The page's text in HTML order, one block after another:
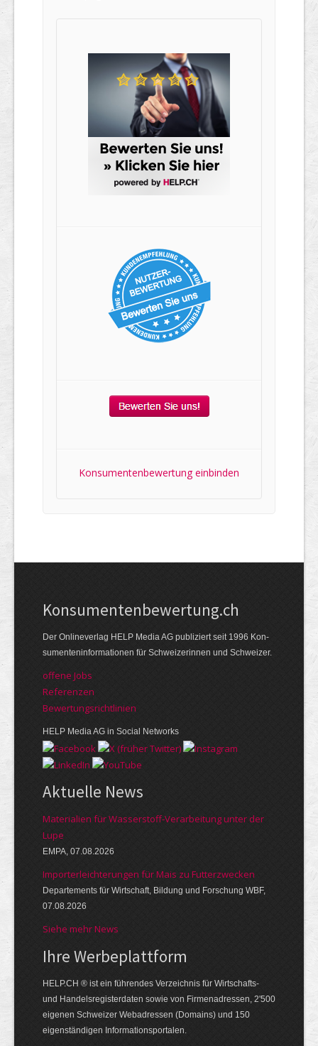
Konsumentenbewertung einbinden
Kon­su­menten­be­wer­tung.ch
Der Online­verlag HELP Media AG publi­ziert seit 1996 Kon­
su­menten­infor­mationen für Schwei­zerinnen und Schweizer.
offene Jobs
Referenzen
Bewer­tungs­richt­linien
HELP Media AG in Social Networks
Aktuelle News
Materialien für Wasserstoff-Verarbeitung unter der
Lupe
EMPA, 07.08.2026
Importerleichterungen für Mais zu Futterzwecken
Departements für Wirtschaft, Bildung und Forschung WBF,
07.08.2026
Siehe mehr News
Ihre Werbe­platt­form
HELP.CH ® ist ein führendes Ver­zeich­nis für Wirt­schafts-
und Handels­register­daten so­wie von Firmen­adressen, 2'500
eige­nen Schweizer Web­adressen (Domains) und 150
eigen­ständigen Infor­mations­por­talen.